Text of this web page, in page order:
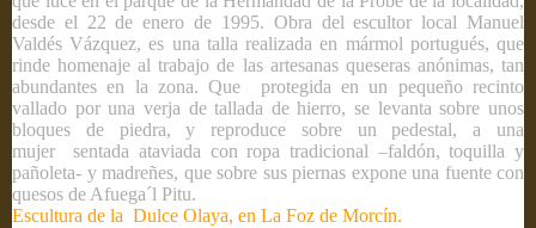
desde el 22 de enero de 1995. Obra del escultor local Manuel
Valdés Vázquez, es una talla realizada en mármol portugués, que
rinde homenaje al trabajo de las artesanas queseras anónimas, tan
abundantes en la zona. Que
protegida en un pequeño recinto
vallado por una verja de tallada de hierro, se levanta sobre unos
bloques de piedra, y reproduce sobre un pedestal, a una
mujer sentada ataviada con ropa tradicional –faldón, toquilla y
pañoleta- y madreñes, que sobre sus piernas expone una fuente con
quesos de Afuega´l Pitu.
Escultura de la Dulce Olaya, en La Foz de Morcín.